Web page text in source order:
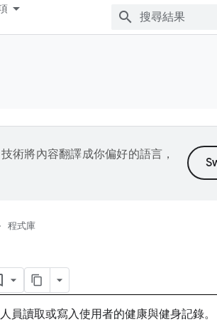
術將內容翻譯成你偏好的語言，
程式庫
員讀取或寫入使用者的健康與健身記錄。